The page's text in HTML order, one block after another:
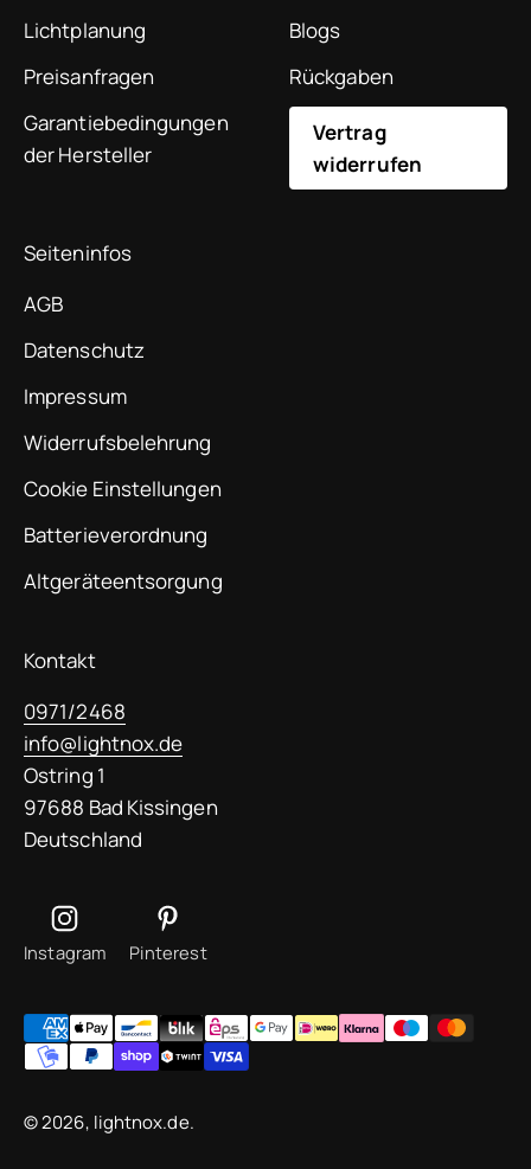
Lichtplanung
Preisanfragen
Garantiebedingungen
der Hersteller
Blogs
Rückgaben
Vertrag
widerrufen
Seiteninfos
AGB
Datenschutz
Impressum
Widerrufsbelehrung
Cookie Einstellungen
Batterieverordnung
Altgeräteentsorgung
Kontakt
0971/2468
info@lightnox.de
Ostring 1
97688 Bad Kissingen
Deutschland
Instagram Pinterest
© 2026, lightnox.de.